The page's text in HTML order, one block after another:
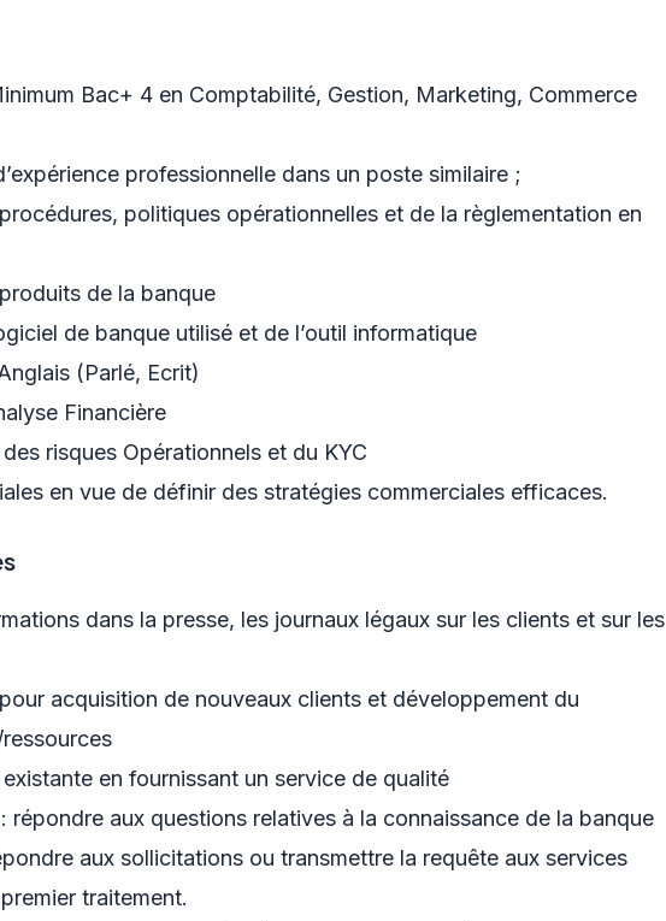
Bac+ 4 en Comptabilité, Gestion, Marketing, Commerce
professionnelle dans un poste similaire ;
politiques opérationnelles et de la règlementation en
de la banque
de banque utilisé et de l’outil informatique
(Parlé, Ecrit)
Financière
risques Opérationnels et du KYC
en vue de définir des stratégies commerciales efficaces.
dans la presse, les journaux légaux sur les clients et sur les
acquisition de nouveaux clients et développement du
en fournissant un service de qualité
répondre aux questions relatives à la connaissance de la banque
aux sollicitations ou transmettre la requête aux services
traitement.